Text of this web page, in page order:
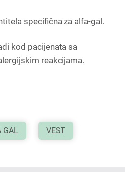
specifična za alfa-gal.
kod pacijenata sa
reakcijama.
GAL VEST